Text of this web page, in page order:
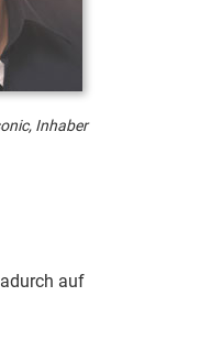
Inhaber
auf